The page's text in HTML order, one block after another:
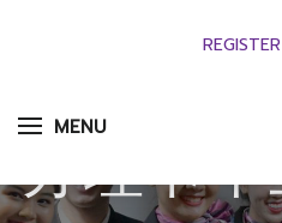
MENU
REGISTER
办理卡